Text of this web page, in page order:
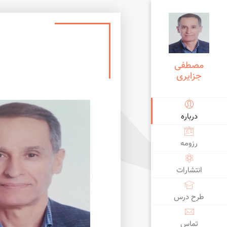
مصطفی
جزایری
درباره
رزومه
انتشارات
طرح درس
تماس
with high efficiency
with Small Databases
کنترل توان راکتیو (1310 بار دانلود)
تحلیل سیستم های انرژی2 (1340 بار دانلود)
تحلیل سیستم های انرژی1 (1720 بار دانلود)